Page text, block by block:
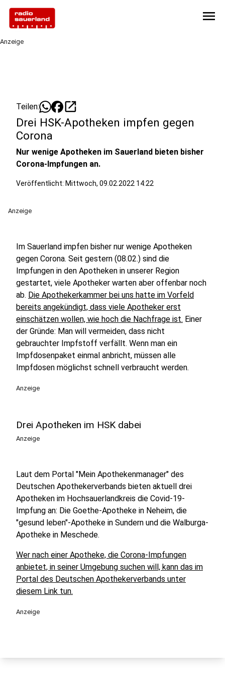
menu
Anzeige
Teilen: open_in_new
Drei HSK-Apotheken impfen gegen
Corona
Nur wenige Apotheken im Sauerland bieten bisher
Corona-Impfungen an.
Veröffentlicht: Mittwoch, 09.02.2022 14:22
Anzeige
Im Sauerland impfen bisher nur wenige Apotheken
gegen Corona. Seit gestern (08.02.) sind die
Impfungen in den Apotheken in unserer Region
gestartet, viele Apotheker warten aber offenbar noch
ab. Die Apothekerkammer bei uns hatte im Vorfeld
bereits angekündigt, dass viele Apotheker erst
einschätzen wollen, wie hoch die Nachfrage ist. Einer
der Gründe: Man will vermeiden, dass nicht
gebrauchter Impfstoff verfällt. Wenn man ein
Impfdosenpaket einmal anbricht, müssen alle
Impfdosen möglichst schnell verbraucht werden.
Anzeige
Drei Apotheken im HSK dabei
Anzeige
Laut dem Portal "Mein Apothekenmanager" des
Deutschen Apothekerverbands bieten aktuell drei
Apotheken im Hochsauerlandkreis die Covid-19-
Impfung an: Die Goethe-Apotheke in Neheim, die
"gesund leben"-Apotheke in Sundern und die Walburga-
Apotheke in Meschede.
Wer nach einer Apotheke, die Corona-Impfungen
anbietet, in seiner Umgebung suchen will, kann das im
Portal des Deutschen Apothekerverbands unter
diesem Link tun.
Anzeige